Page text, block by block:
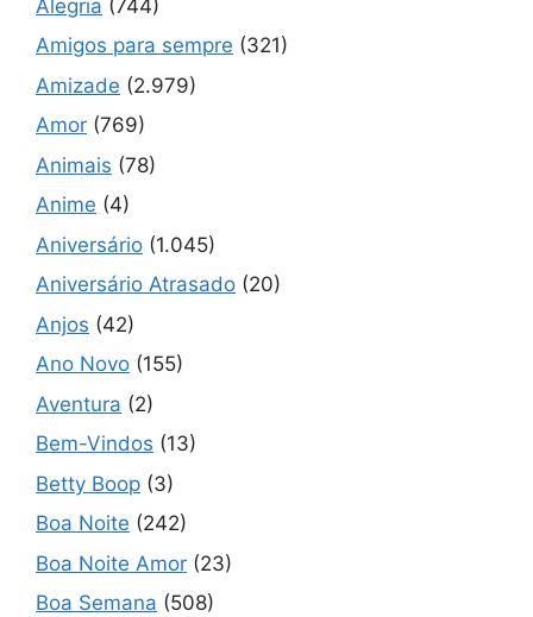
Alegria (744)
Amigos para sempre (321)
Amizade (2.979)
Amor (769)
Animais (78)
Anime (4)
Aniversário (1.045)
Aniversário Atrasado (20)
Anjos (42)
Ano Novo (155)
Aventura (2)
Bem-Vindos (13)
Betty Boop (3)
Boa Noite (242)
Boa Noite Amor (23)
Boa Semana (508)